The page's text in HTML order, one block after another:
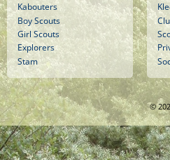
Kabouters
Boy Scouts
Girl Scouts
Explorers
Stam
©